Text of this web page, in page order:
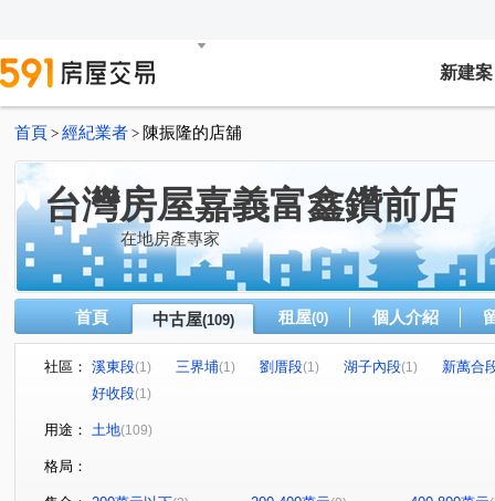
新建案
首頁 > 經紀業者 > 陳振隆的店舖
台灣房屋嘉義富鑫鑽前店
在地房產專家
首頁 中古屋(109) 租屋(0) 個人介紹
社區： 溪東段(1) 三界埔(1) 劉厝段(1) 湖子內段(1)
新萬合
好收段(1)
用途： 土地(109)
格局：